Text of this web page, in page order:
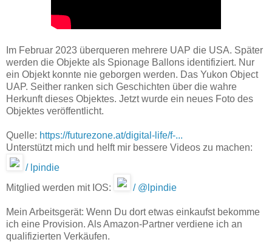
Im Februar 2023 überqueren mehrere UAP die USA. Später
werden die Objekte als Spionage Ballons identifiziert. Nur
ein Objekt konnte nie geborgen werden. Das Yukon Object
UAP. Seither ranken sich Geschichten über die wahre
Herkunft dieses Objektes. Jetzt wurde ein neues Foto des
Objektes veröffentlicht.
Quelle: https://futurezone.at/digital-life/f-...
Unterstützt mich und helft mir bessere Videos zu machen:
/ lpindie
Mitglied werden mit IOS:
/ @lpindie
Mein Arbeitsgerät: Wenn Du dort etwas einkaufst bekomme
ich eine Provision. Als Amazon-Partner verdiene ich an
qualifizierten Verkäufen.